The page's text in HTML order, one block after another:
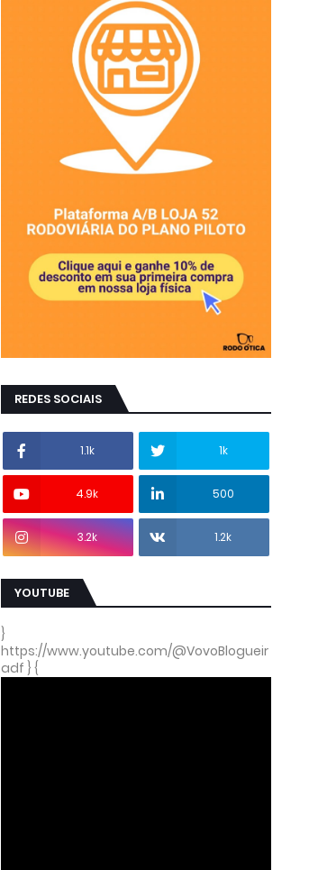
REDES SOCIAIS
1.1k 1k
4.9k 500
3.2k 1.2k
YOUTUBE
}
https://www.youtube.com/@VovoBlogueir
adf } {